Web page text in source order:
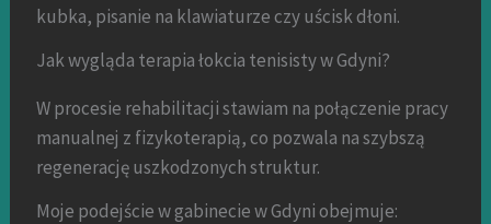
kubka, pisanie na klawiaturze czy uścisk dłoni.
Jak wygląda terapia łokcia tenisisty w Gdyni?
W procesie rehabilitacji stawiam na połączenie pracy
manualnej z fizykoterapią, co pozwala na szybszą
regenerację uszkodzonych struktur.
Moje podejście w gabinecie w Gdyni obejmuje: